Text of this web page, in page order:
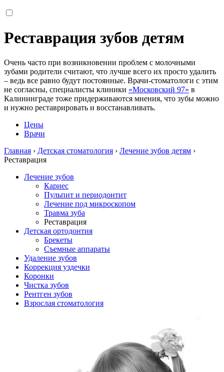
Реставрация зубов детям
Очень часто при возникновении проблем с молочными
зубами родители считают, что лучше всего их просто удалить
– ведь все равно будут постоянные. Врачи-стоматологи с этим
не согласны, специалисты клиники «Московский 97» в
Калининграде тоже придерживаются мнения, что зубы можно
и нужно реставрировать и восстанавливать.
Цены
Врачи
Главная › Детская стоматология › Лечение зубов детям ›
Реставрация
Лечение зубов
Кариес
Пульпит и периодонтит
Лечение под микроскопом
Травма зуба
Реставрация
Детская ортодонтия
Брекеты
Съемные аппараты
Удаление зубов
Коррекция уздечки
Коронки
Чистка зубов
Рентген зубов
Взрослая стоматология